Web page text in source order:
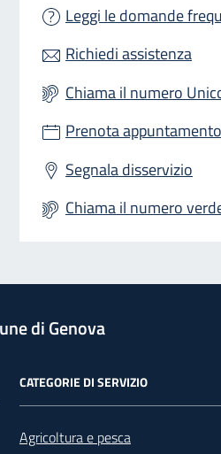
Leggi le domande
Richiedi assistenza
Chiama il numero
Prenota appuntamento
Segnala disservizio
Chiama il numero
di Genova
CATEGORIE DI SERVIZIO
Agricoltura e pesca